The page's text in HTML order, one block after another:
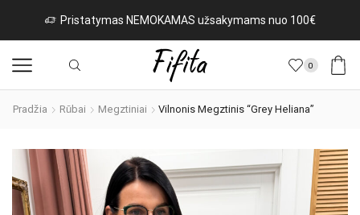
NEMOKAMAS užsakymams nuo 100€ Naujos
0
Pradžia Rūbai Megztiniai Vilnonis Megztinis “Grey Heliana”